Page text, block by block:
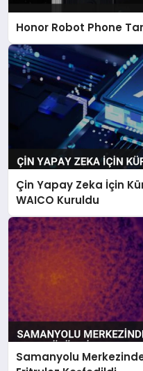
Honor Robot Phone
Çin Yapay Zeka İçin
WAICO Kuruldu
Samanyolu